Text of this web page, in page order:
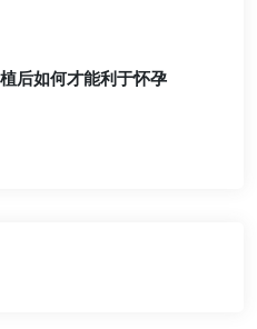
后如何才能利于怀孕